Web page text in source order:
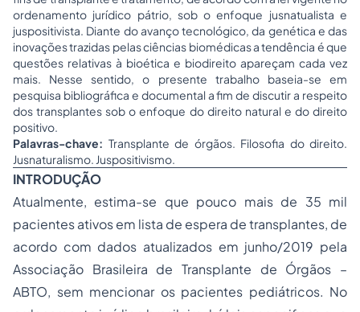
ordenamento jurídico pátrio, sob o enfoque jusnatualista e
juspositivista. Diante do avanço tecnológico, da genética e das
inovações trazidas pelas ciências biomédicas a tendência é que
questões relativas à bioética e biodireito apareçam cada vez
mais. Nesse sentido, o presente trabalho baseia-se em
pesquisa bibliográfica e documental a fim de discutir a respeito
dos transplantes sob o enfoque do direito natural e do direito
positivo.
Palavras-chave: Transplante de órgãos. Filosofia do direito.
Jusnaturalismo. Juspositivismo.
INTRODUÇÃO
Atualmente, estima-se que pouco mais de 35 mil
pacientes ativos em lista de espera de transplantes, de
acordo com dados atualizados em junho/2019 pela
Associação Brasileira de Transplante de Órgãos –
ABTO, sem mencionar os pacientes pediátricos. No